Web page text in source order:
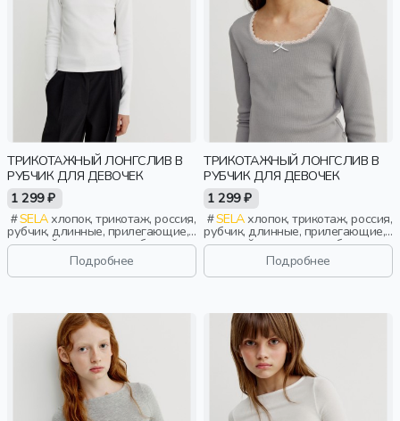
ТРИКОТАЖНЫЙ ЛОНГСЛИВ В
РУБЧИК ДЛЯ ДЕВОЧЕК
1 299 ₽
SELAхлопок, трикотаж, россия,
рубчик, длинные, прилегающие,
длинный рукав, школа, бант,
вырез, кружево, девочки, дети
Подробнее
ТРИКОТАЖНЫЙ ЛОНГСЛИВ В
РУБЧИК ДЛЯ ДЕВОЧЕК
1 299 ₽
SELAхлопок, трикотаж, россия,
рубчик, длинные, прилегающие,
длинный рукав, школа, бант,
вырез, кружево, девочки, дети
Подробнее